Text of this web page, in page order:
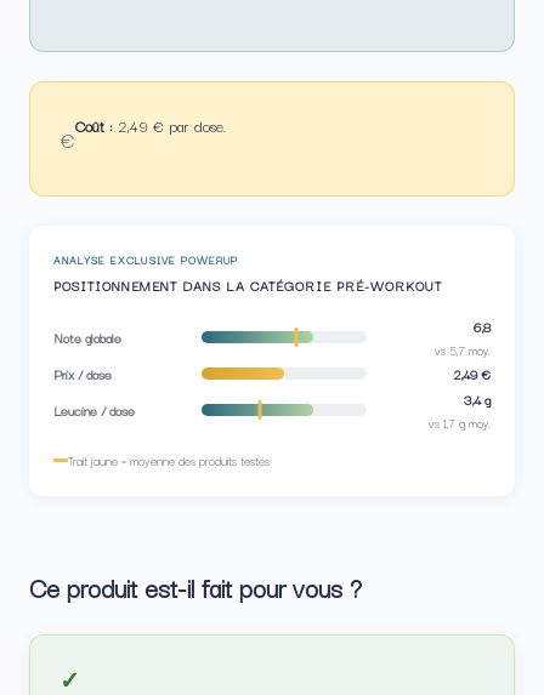
€Coût : 2,49 € par dose.
ANALYSE EXCLUSIVE POWERUP
POSITIONNEMENT DANS LA CATÉGORIE PRÉ-WORKOUT
Note globale 6,8
vs 5,7 moy.
Prix / dose
2,49 €
Leucine / dose
3,4 g
vs 1,7 g moy.
Trait jaune = moyenne des produits testés
Ce produit est-il fait pour vous ?
✓